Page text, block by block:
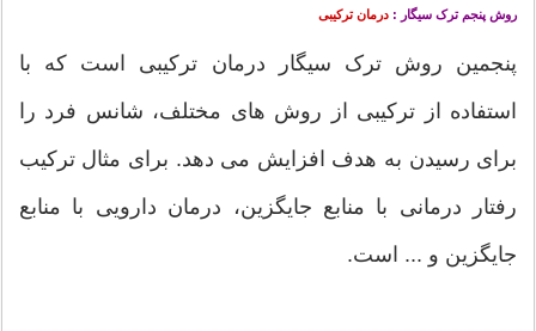
روش پنجم ترک سیگار : درمان ترکیبی
پنجمین روش ترک سیگار درمان ترکیبی است که با
استفاده از ترکیبی از روش های مختلف، شانس فرد را
برای رسیدن به هدف افزایش می دهد. برای مثال ترکیب
رفتار درمانی با منابع جایگزین، درمان دارویی با منابع
جایگزین و ... است.